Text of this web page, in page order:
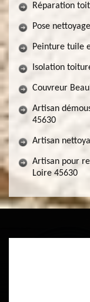
Réparation
Pose
Peinture tuile
Isolation
Couvreur
Artisan
45630
Artisan
Artisan pour
Loire 45630